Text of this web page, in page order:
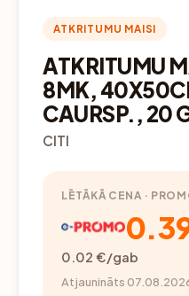
ATKRITUMU MAISI
ATKRITUMU
8MK,
CAURSP., 20
CITI
LĒTĀKĀ CENA ·
0.02 €/gab
Atjaunināts